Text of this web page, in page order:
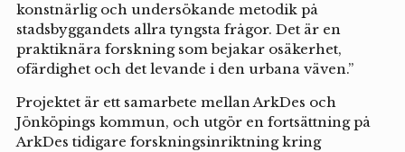
konstnärlig och undersökande metodik på
stadsbyggandets allra tyngsta frågor. Det är en
praktiknära forskning som bejakar osäkerhet,
ofärdighet och det levande i den urbana väven.”
Projektet är ett samarbete mellan ArkDes och
Jönköpings kommun, och utgör en fortsättning på
ArkDes tidigare forskningsinriktning kring